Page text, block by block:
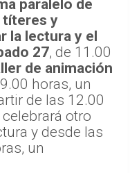
paralelo de
títeres y
la lectura y el
27, de 11.00
de animación
horas, un
de las 12.00
celebrará otro
y desde las
un